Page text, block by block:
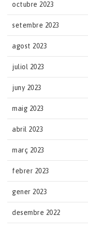
octubre 2023
setembre 2023
agost 2023
juliol 2023
juny 2023
maig 2023
abril 2023
març 2023
febrer 2023
gener 2023
desembre 2022